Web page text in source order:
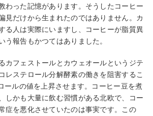
わった記憶があります。そうしたコーヒー
見だけから生まれたのではありません。カ
る人は実際にいますし、コーヒーが脂質異
う報告もかつてはありました。
カフェストールとカウェオールというジテ
レステロール分解酵素の働きを阻害するこ
ールの値を上昇させます。コーヒー豆を煮
しかも大量に飲む習慣がある北欧で、コー
症を悪化させていたのは事実です。この